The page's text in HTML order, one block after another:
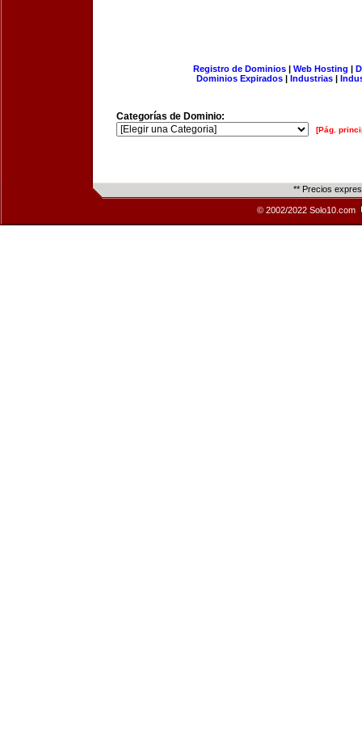
Registro de Dominios| Web Hosting |
Dominios Expirados | Industrias |
Categorías de Dominio:
[Pág.
** Precios
© 2002/2022 Solo10.com